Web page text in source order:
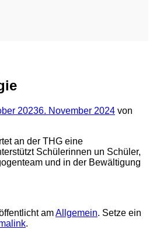
20236. November 2024 von
an der THG eine
Schülerinnen un Schüler,
und in der Bewältigung
amAllgemein. Setze ein
.